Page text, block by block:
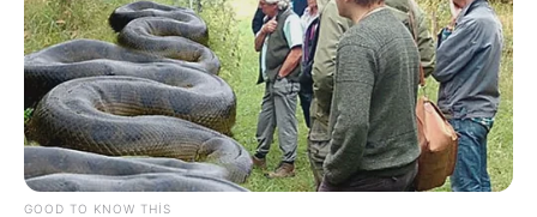
14:45 / 06 Avqust 2026 MARAQLI
GOOD TO KNOW THIS